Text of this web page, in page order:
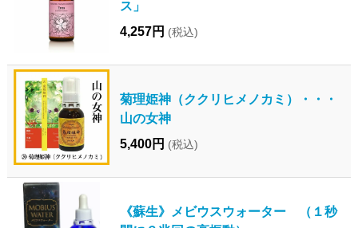
ス」
4,257円 (税込)
菊理姫神（ククリヒメノカミ）・・・
山の女神
5,400円 (税込)
《蘇生》メビウスウォーター （１秒